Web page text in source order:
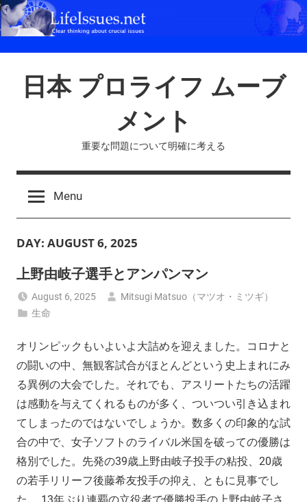
Skip
to
日本 プロライフ ムーブ
メント
重要な問題について明確に考える
Menu
DAY: AUGUST 6, 2025
上野由岐子選手とアンパンマン
August 6, 2025
Mitsugi Matsuo（マツオ・ミツギ）
生命
オリンピックもいよいよ大詰めを迎えました。コロナと
の闘いの中、無観客試合がほとんどという史上まれにみ
る異例の大会でした。それでも、アスリートたちの活躍
は感動を与えてくれるものが多く、ついつい引き込まれ
てしまったのではないでしょうか。数多くの印象的な試
合の中で、女子ソフトのライバル米国を破っての優勝は
格別でした。先発の39歳上野由岐子投手の粘投、20歳
の若手リリーフ後藤希友投手の抑え、ともに見事でし